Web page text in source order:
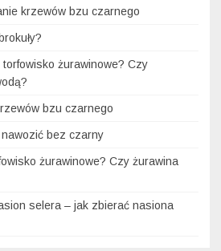
krzewów bzu czarnego
żurawinowe? Czy
bzu czarnego
bez czarny
żurawinowe? Czy żurawina
selera – jak zbierać nasiona